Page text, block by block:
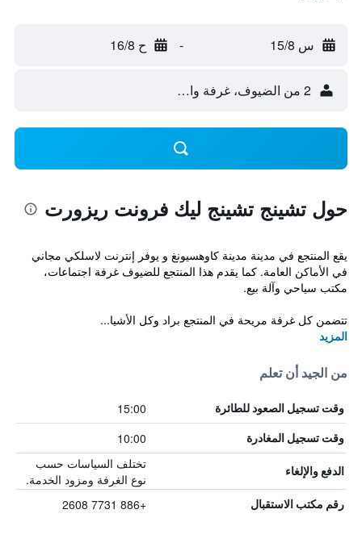
س 15/8 - ح 16/8
2 من الضيوف، غرفة واحدة
حول تشينج تشينج ليك فرونت ريزورت
يقع المنتجع في مدينة مدينة كاوهسيونغ و يوفر إنترنت لاسلكي مجاني
في الأماكن العامة. كما يقدم هذا المنتجع للضيوف غرفة اجتماعات،
مكتب سياحي وآلة بيع.
تتضمن كل غرفة مريحة في المنتجع براد وكل الأشيا...
المزيد
من الجيد أن تعلم
وقت تسجيل الصعود للطائرة 15:00
وقت تسجيل المغادرة 10:00
الدفع والإلغاء
تختلف السياسات حسب
نوع الغرفة ومزود الخدمة.
رقم مكتب الاستقبال +886 7731 2608